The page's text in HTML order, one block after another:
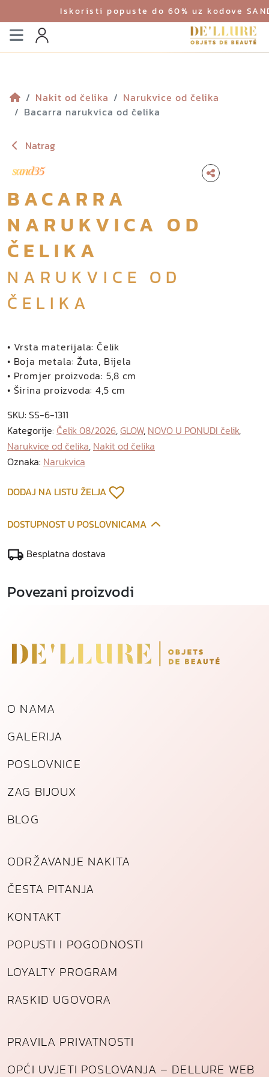
Iskoristi popuste do 60% uz kodove
Izbornik
Profil
Nakit od čelika
Narukvice od čelika
Bacarra narukvica od čelika
Natrag
BACARRA
NARUKVICA OD
ČELIKA
NARUKVICE OD
ČELIKA
• Vrsta materijala: Čelik
• Boja metala: Žuta, Bijela
• Promjer proizvoda: 5,8 cm
• Širina proizvoda: 4,5 cm
SKU: SS-6-1311
Kategorije: Čelik 08/2026,GLOW, NOVO U PONUDI čelik,
Narukvice od čelika, Nakit od čelika
Oznaka: Narukvica
DODAJ NA LISTU ŽELJA
DOSTUPNOST U POSLOVNICAMA
Besplatna dostava
Povezani proizvodi
O NAMA
GALERIJA
POSLOVNICE
ZAG BIJOUX
BLOG
ODRŽAVANJE NAKITA
ČESTA PITANJA
KONTAKT
POPUSTI I POGODNOSTI
LOYALTY PROGRAM
RASKID UGOVORA
PRAVILA PRIVATNOSTI
OPĆI UVJETI POSLOVANJA – DELLURE WEB